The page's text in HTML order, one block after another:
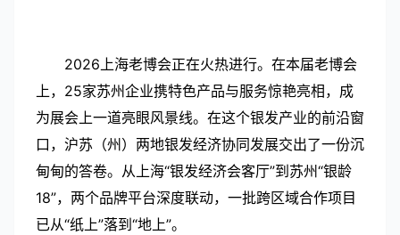
2026上海老博会正在火热进行。在本届老博会
上， 25家苏州企业携特色产品与服务惊艳亮相，成
为展会上一道亮眼风景线。 在这个银发产业的前沿窗
口，沪苏（州）两地银发经济协同发展交出了一份沉
甸甸的答卷。从上海“银发经济会客厅”到苏州“银龄
18”，两个品牌平台深度联动，一批跨区域合作项目
已从“纸上”落到“地上”。